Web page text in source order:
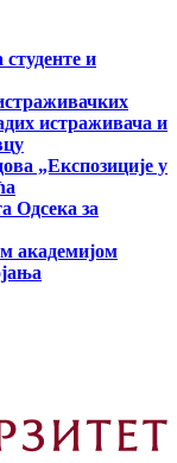
и
истраживача и
„Експозиције у
Одсека за
академијом